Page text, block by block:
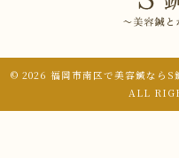
© 2026 福岡市南区で美容鍼ならS
ALL